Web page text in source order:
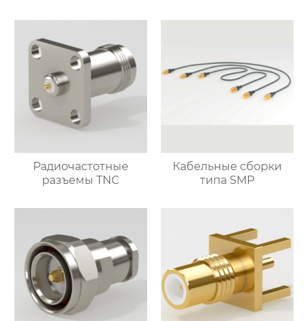
Радиочастотные
разъемы TNC
Кабельные сборки
типа SMP